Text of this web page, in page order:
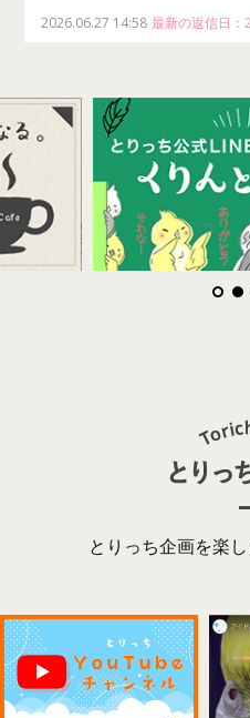
2026.06.27 14:58 最新の返信日
とりっち企画を楽